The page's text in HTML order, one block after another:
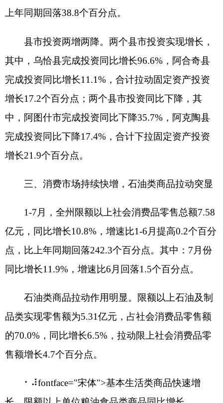
15.7%，增速较1-6月回落1.2个百分点、较1-5月提
6月、1-5月分别提高25.1、46.5个百分点；日用品
类同比增长49.9%，增速较1-6月、1-5月分别提高
23.9、7.5个百分点。⠂༯span>
旅游业保持较快增长。全州共接待游客 633.30
万人次，同比增长57.2%，增速比1-6月回落1.4个百
个百分点，比上年同期回落0.4个百分点。其中，乡
80.1%。
县市零售额三增一降。 阿克陶县、乌恰县、阿
图什市限额以上单位消费品零售额实现增长，同比
分别增长67.2%、20.5%、5.0%；阿合奇县限额以上
四、能源消费呈下降态势，能源品种有增有减
35.31万吨标准煤，同比下降3.9%。
76.8%，能耗同比下降5.4%，下拉动规上工业能耗
4.2个百分点。其中：化学原料和化学制品制造业、